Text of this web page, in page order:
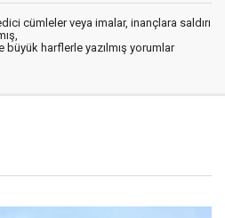
cümleler veya imalar, inançlara saldırı
büyük harflerle yazılmış yorumlar